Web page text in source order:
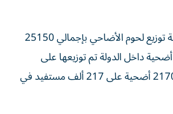
شملت مشاريع الحملة توزيع لحوم الأضاحي بإجمالي 25150
أضحية، بواقع 3450 أضحية داخل الدولة تم توزيعها على
34500 شخص، و21700 أضحية على 217 ألف مستفيد في